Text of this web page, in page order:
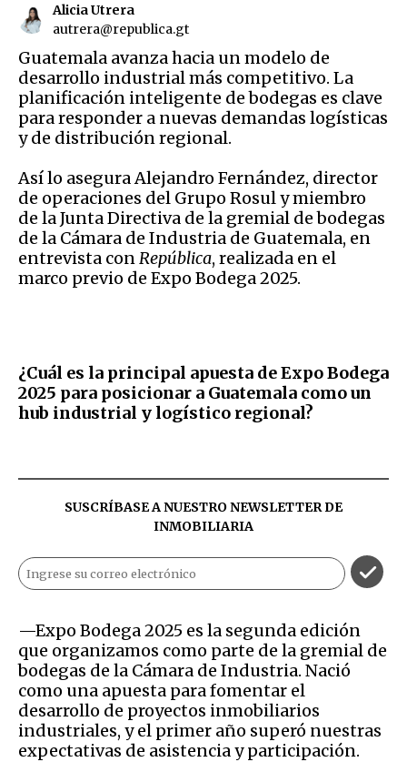
Alicia Utrera
autrera@republica.gt
Guatemala avanza hacia un modelo de
desarrollo industrial más competitivo. La
planificación inteligente de bodegas es clave
para responder a nuevas demandas logísticas
y de distribución regional.
Así lo asegura Alejandro Fernández, director
de operaciones del Grupo Rosul y miembro
de la Junta Directiva de la gremial de bodegas
de la Cámara de Industria de Guatemala, en
entrevista conRepública, realizada en el
marco previo de Expo Bodega 2025.
¿Cuál es la principal apuesta de Expo Bodega
2025 para posicionar a Guatemala como un
hub industrial y logístico regional?
SUSCRÍBASE A NUESTRO NEWSLETTER DE
INMOBILIARIA
—Expo Bodega 2025 es la segunda edición
que organizamos como parte de la gremial de
bodegas de la Cámara de Industria. Nació
como una apuesta para fomentar el
desarrollo de proyectos inmobiliarios
industriales, y el primer año superó nuestras
expectativas de asistencia y participación.